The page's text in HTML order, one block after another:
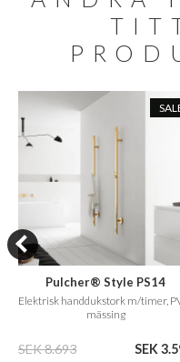
Pulcher® Style PS14
Elektrisk handdukstork m/timer,
mässing
SEK 8.693 SEK